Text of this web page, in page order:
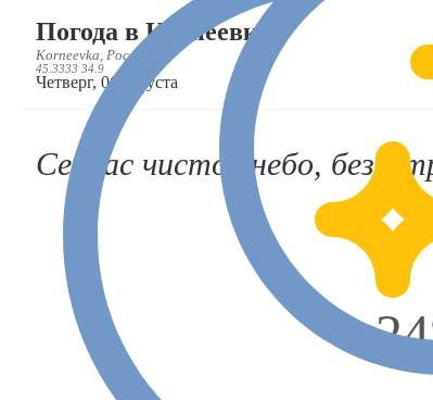
Погода в Корнеевке
Korneevka, Россия, RU
45.3333 34.9
Четверг, 06 августа
Сейчас чистое небо,